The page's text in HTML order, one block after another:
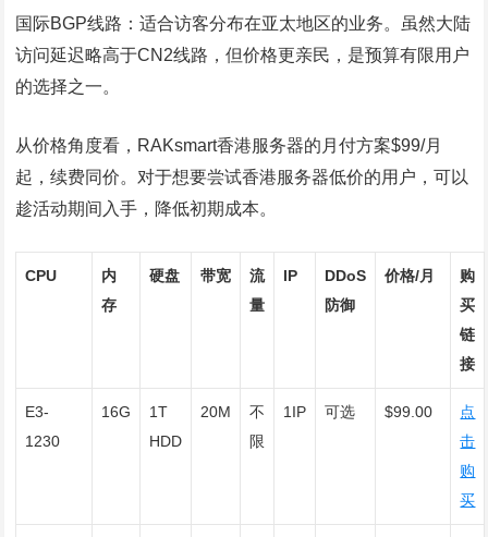
国际BGP线路：适合访客分布在亚太地区的业务。虽然大陆
访问延迟略高于CN2线路，但价格更亲民，是预算有限用户
的选择之一。
从价格角度看，RAKsmart香港服务器的月付方案$99/月
起，续费同价。对于想要尝试香港服务器低价的用户，可以
趁活动期间入手，降低初期成本。
CPU
内
存
硬盘 带宽
流
量
IP
DDoS
防御
价格/月
购
买
链
接
E3-
1230
16G
1T
HDD
20M
不
限
1IP 可选 $99.00
点
击
购
买